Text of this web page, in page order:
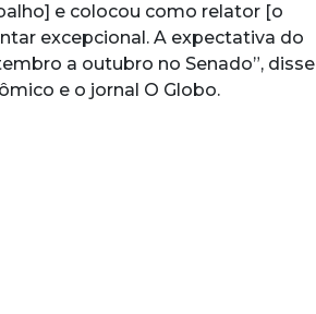
e colocou como relator [o
excepcional. A expectativa do
a outubro no Senado”, disse
e o jornal O Globo.